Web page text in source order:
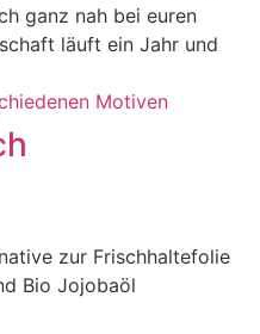
ganz nah bei euren
läuft ein Jahr und
zur Frischhaltefolie
Bio Jojobaöl